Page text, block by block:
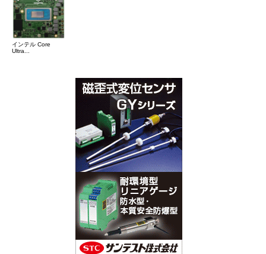
インテル Core
Ultra...